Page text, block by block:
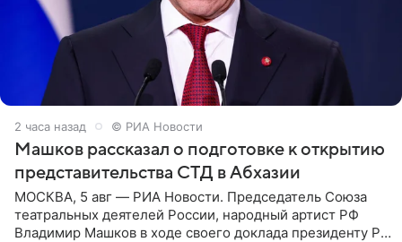
2 часа назад © РИА Новости
Машков рассказал о подготовке к открытию
представительства СТД в Абхазии
МОСКВА, 5 авг — РИА Новости. Председатель Союза
театральных деятелей России, народный артист РФ
Владимир Машков в ходе своего доклада президенту РФ